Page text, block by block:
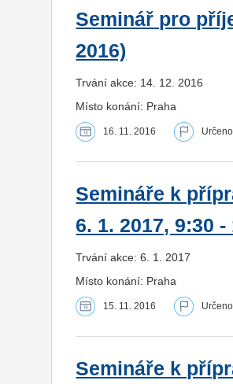
Seminář pro
2016)
Trvání akce: 14. 12. 2016
Místo konání: Praha
16. 11. 2016
Semináře k
6. 1. 2017, 9:30 -
Trvání akce: 6. 1. 2017
Místo konání: Praha
15. 11. 2016
Semináře k